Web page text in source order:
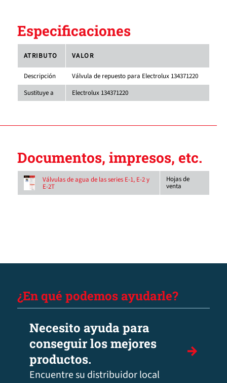
Especificaciones
ATRIBUTO VALOR
Descripción
Válvula de repuesto para Electrolux 134371220
Sustituye a
Electrolux 134371220
Documentos, impresos, etc.
Válvulas de agua de las series E-1, E-2 y
E-2T
Hojas de
venta
¿En qué podemos ayudarle?
Necesito ayuda para
conseguir los mejores
productos.
Encuentre su distribuidor local